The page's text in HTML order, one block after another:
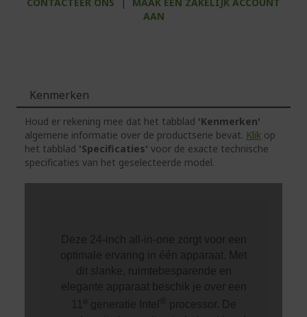
AAN
Kenmerken
Houd er rekening mee dat het tabblad 'Kenmerken'
algemene informatie over de productserie bevat. Klik op
het tabblad 'Specificaties' voor de exacte technische
specificaties van het geselecteerde model.